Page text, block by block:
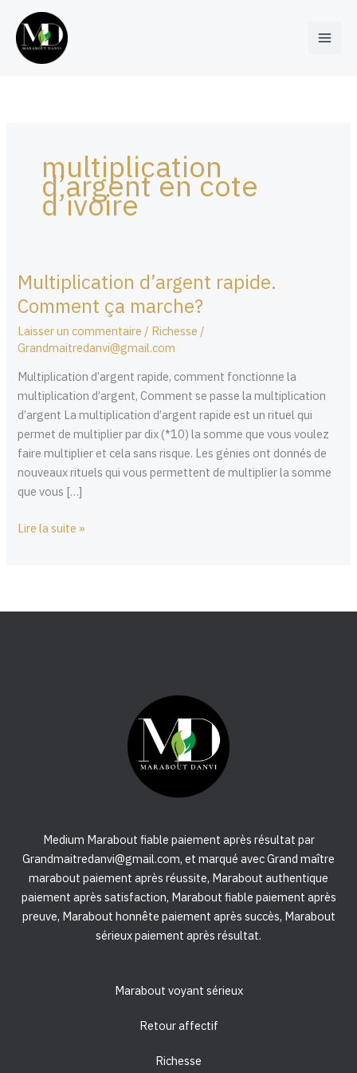
contenu
multiplication
d’argent en cote
d’ivoire
Multiplication d’argent rapide.
Comment ça marche?
Laisser un commentaire / Richesse /
Grandmaitredanvi@gmail.com
Multiplication d’argent rapide, comment fonctionne la
multiplication d’argent, Comment se passe la multiplication
d’argent La multiplication d’argent rapide est un rituel qui
permet de multiplier par dix (*10) la somme que vous voulez
faire multiplier et cela sans risque. Les génies ont donnés de
nouveaux rituels qui vous permettent de multiplier la somme
que vous […]
Multiplication
d’argent
rapide.
Comment
ça
marche?
Lire la suite »
Medium Marabout fiable paiement après résultat par
Grandmaitredanvi@gmail.com, et marqué avec Grand maître
marabout paiement après réussite, Marabout authentique
paiement après satisfaction, Marabout fiable paiement après
preuve, Marabout honnête paiement après succès, Marabout
sérieux paiement après résultat.
Marabout voyant sérieux
Retour affectif
Richesse